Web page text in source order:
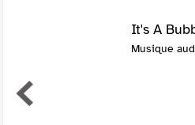
It's A
Musique